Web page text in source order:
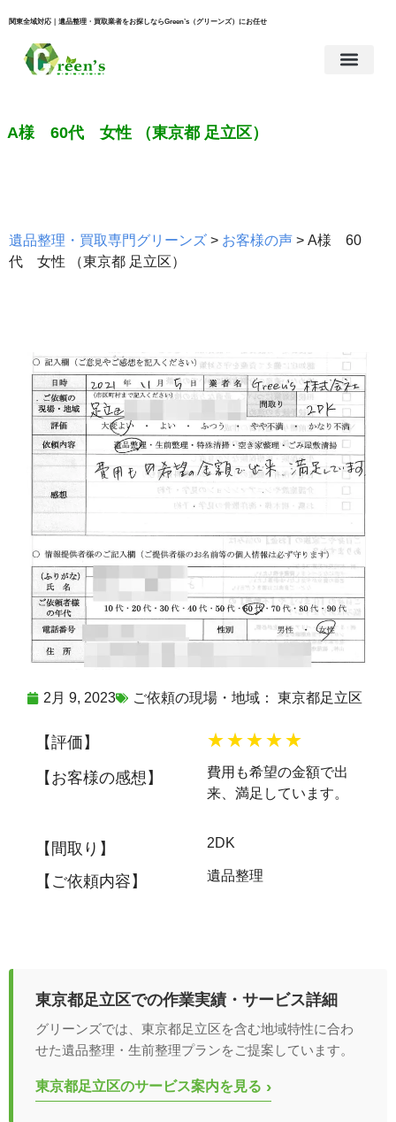
関東全域対応｜遺品整理・買取業者をお探しならGreen’s（グリーンズ）にお任せ
A様 60代 女性 （東京都 足立区）
遺品整理・買取専門グリーンズ > お客様の声 > A様 60
代 女性 （東京都 足立区）
2月 9, 2023 ご依頼の現場・地域： 東京都足立区
【評価】 ★★★★★
【お客様の感想】
費用も希望の金額で出
来、満足しています。
【間取り】 2DK
【ご依頼内容】 遺品整理
東京都足立区での作業実績・サービス詳細
グリーンズでは、東京都足立区を含む地域特性に合わ
せた遺品整理・生前整理プランをご提案しています。
東京都足立区のサービス案内を見る ›